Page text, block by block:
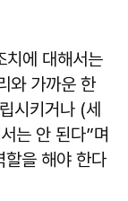
치에 대해서는
와 가까운 한
시키거나 (세
는 안 된다”며
할을 해야 한다